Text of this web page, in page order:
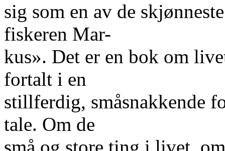
sig som en av de
fiskeren Mar-
kus». Det er en bok om
fortalt i en
stillferdig, småsnakkende
tale. Om de